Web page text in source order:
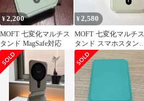
¥2,200
MOFT 七変化マルチス
タンド MagSafe対応
¥2,580
MOFT 七変化マルチス
タンド スマホスタンド
MagSafe対応